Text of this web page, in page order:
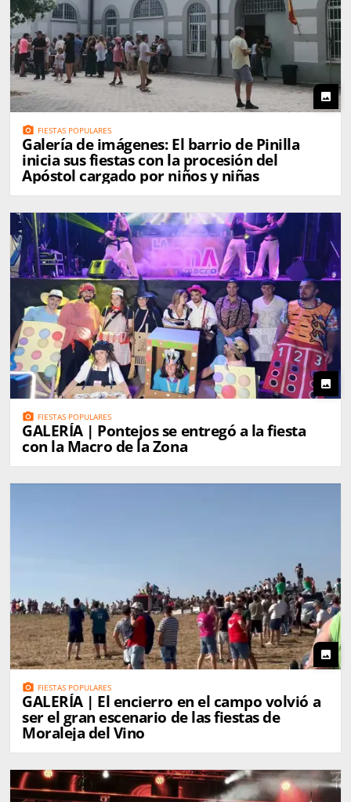
photo
photo_camera FIESTAS POPULARES
Galería de imágenes: El barrio de Pinilla
inicia sus fiestas con la procesión del
Apóstol cargado por niños y niñas
photo
photo_camera FIESTAS POPULARES
GALERÍA | Pontejos se entregó a la fiesta
con la Macro de la Zona
photo
photo_camera FIESTAS POPULARES
GALERÍA | El encierro en el campo volvió a
ser el gran escenario de las fiestas de
Moraleja del Vino